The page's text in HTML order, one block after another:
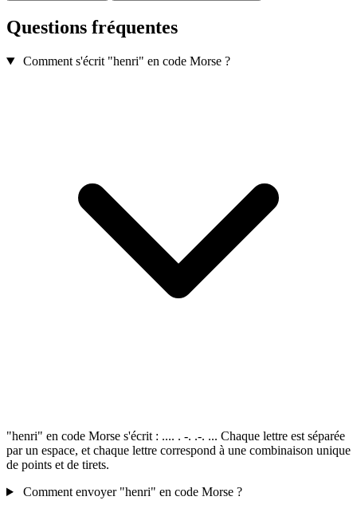
Questions fréquentes
Comment s'écrit "henri" en code Morse ?
"henri" en code Morse s'écrit : .... . -. .-. ... Chaque lettre est séparée
par un espace, et chaque lettre correspond à une combinaison unique
de points et de tirets.
Comment envoyer "henri" en code Morse ?